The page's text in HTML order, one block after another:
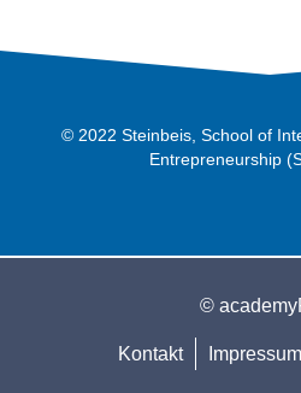
© 2022 Steinbeis, School of
Entrepreneurship
©
Kontakt Impressum